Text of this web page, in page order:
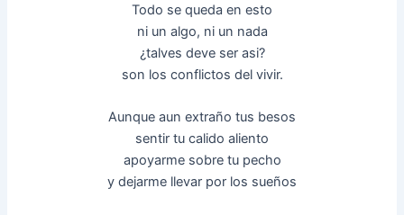
Todo se queda en esto
ni un algo, ni un nada
¿talves deve ser asi?
son los conflictos del vivir.
Aunque aun extraño tus besos
sentir tu calido aliento
apoyarme sobre tu pecho
y dejarme llevar por los sueños